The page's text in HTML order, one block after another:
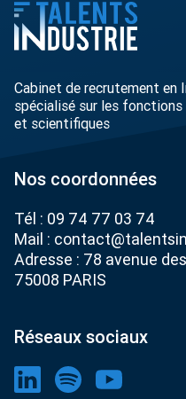
Cabinet de recrutement en
spécialisé sur les
et scientifiques
Nos coordonnées
Tél : 09 74 77 03 74
Mail :
Adresse : 78 avenue
75008 PARIS
Réseaux sociaux